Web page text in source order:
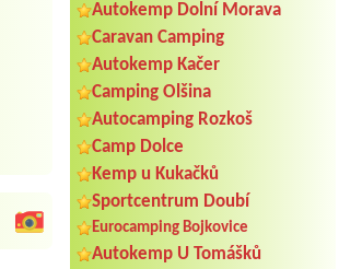
Autokemp Dolní Morava
Caravan Camping
Autokemp Kačer
Camping Olšina
Autocamping Rozkoš
Camp Dolce
Kemp u Kukačků
Sportcentrum Doubí
Eurocamping Bojkovice
Autokemp U Tomášků